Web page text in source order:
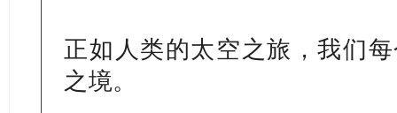
正如人类的太空之旅，我们
之境。